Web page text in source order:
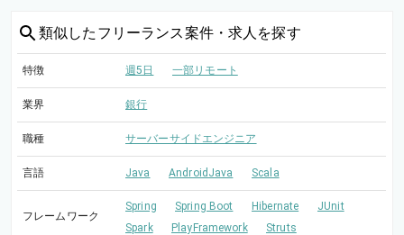
類似した フリーランス案件・求人を探す
特徴 週5日 一部リモート
業界 銀行
職種 サーバーサイドエンジニア
言語 Java AndroidJava Scala
フレームワーク
Spring Spring Boot Hibernate
JUnit
Spark
PlayFramework Struts